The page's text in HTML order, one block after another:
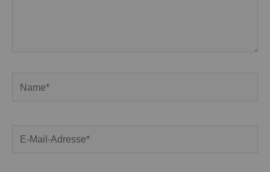
Mail-